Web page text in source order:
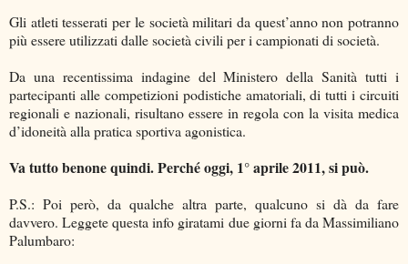
Gli atleti tesserati per le società militari da quest’anno non potranno
più essere utilizzati dalle società civili per i campionati di società.
Da una recentissima indagine del Ministero della Sanità tutti i
partecipanti alle competizioni podistiche amatoriali, di tutti i circuiti
regionali e nazionali, risultano essere in regola con la visita medica
d’idoneità alla pratica sportiva agonistica.
Va tutto benone quindi. Perché oggi, 1° aprile 2011, si può.
P.S.: Poi però, da qualche altra parte, qualcuno si dà da fare
davvero. Leggete questa info giratami due giorni fa da Massimiliano
Palumbaro: